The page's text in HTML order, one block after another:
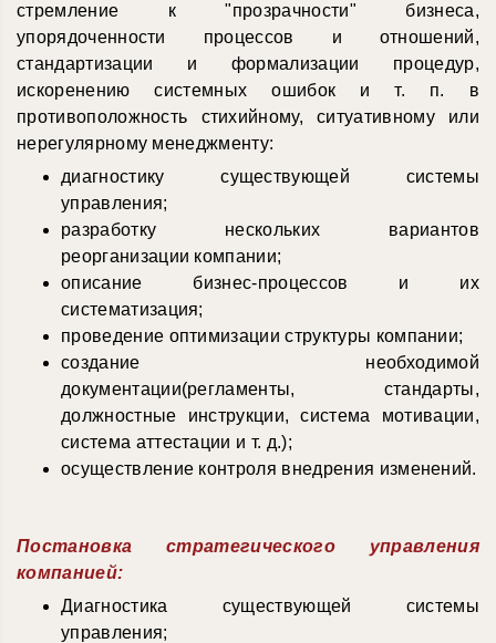
стремление к "прозрачности" бизнеса,
упорядоченности процессов и отношений,
стандартизации и формализации процедур,
искоренению системных ошибок и т. п. в
противоположность стихийному, ситуативному или
нерегулярному менеджменту:
диагностику существующей системы
управления;
разработку нескольких вариантов
реорганизации компании;
описание бизнес-процессов и их
систематизация;
проведение оптимизации структуры компании;
создание необходимой
документации(регламенты, стандарты,
должностные инструкции, система мотивации,
система аттестации и т. д.);
осуществление контроля внедрения изменений.
Постановка стратегического управления
компанией:
Диагностика существующей системы
управления;